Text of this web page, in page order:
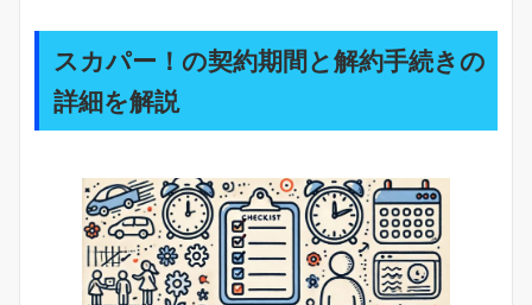
スカパー！の契約期間と解約手続きの
詳細を解説